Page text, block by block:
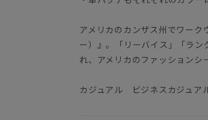
アメリカのカンザス州でワー
ー）』。「リーバイス」「ラ
れ、アメリカのファッションシ
カジュアル ビジネスカジュ